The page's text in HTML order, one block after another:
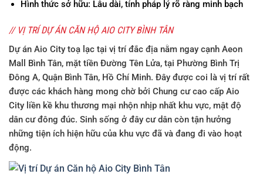
Hình thức sở hữu: Lâu dài, tính pháp lý rõ ràng minh bạch
// VỊ TRÍ DỰ ÁN CĂN HỘ AIO CITY BÌNH TÂN
Dự án Aio City toạ lạc tại vị trí đắc địa nằm ngay cạnh Aeon
Mall Bình Tân, mặt tiền Đường Tên Lửa, tại Phường Bình Trị
Đông A, Quận Bình Tân, Hồ Chí Minh. Đây được coi là vị trí rất
được các khách hàng mong chờ bởi Chung cư cao cấp Aio
City liền kề khu thương mại nhộn nhịp nhất khu vực, mật độ
dân cư đông đúc. Sinh sống ở đây cư dân còn tận hưởng
những tiện ích hiện hữu của khu vực đã và đang đi vào hoạt
động.